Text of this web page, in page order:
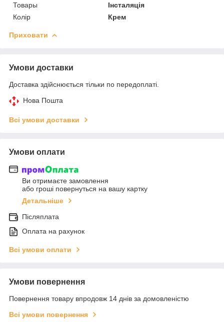
Товары
Інсталяція
Колір
Крем
Приховати
Умови доставки
Доставка здійснюється тільки по передоплаті.
Нова Пошта
Всі умови доставки
Умови оплати
Ви отримаєте замовлення
або гроші повернуться на вашу картку
Детальніше
Післяплата
Оплата на рахунок
Всі умови оплати
Умови повернення
Повернення товару впродовж 14 днів за домовленістю
Всі умови повернення